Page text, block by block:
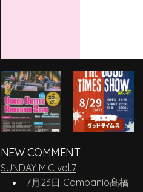
NEW COMMENT
SUNDAY MIC vol.7
7月23日 Campanio髙橋